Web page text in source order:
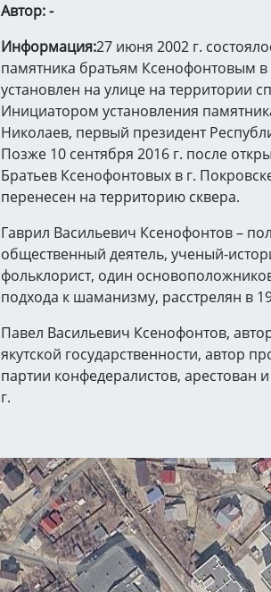
Автор: -
Информация:27 июня 2002 г.
памятника братьям Ксенофонтовым в
установлен на улице на территории
Инициатором установления
Николаев, первый президент
Позже 10 сентября 2016 г. после
Братьев Ксенофонтовых в г.
перенесен на территорию сквера.
Гаврил Васильевич Ксенофонтов –
общественный деятель, ученый-
фольклорист, один
подхода к шаманизму, расстрелян в
Павел Васильевич Ксенофонтов,
якутской государственности, автор
партии конфедералистов, арестован
г.